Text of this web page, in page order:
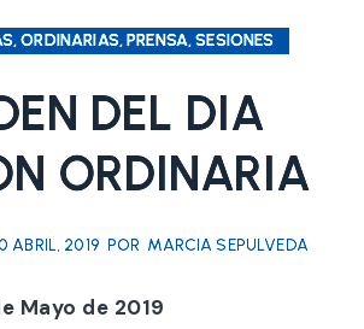
ORDINARIAS, PRENSA, SESIONES
DEL DIA
ORDINARIA
ABRIL, 2019 POR MARCIA SEPULVEDA
Mayo de 2019